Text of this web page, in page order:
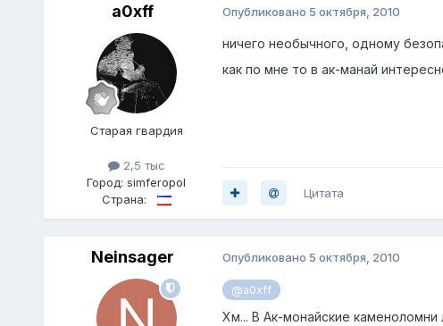
a0xff
Старая гвардия
2,5 тыс
Город:simferopol
Страна:
Опубликовано 5 октября, 2010
ничего необычного, одному
как по мне то в ак-манай
Цитата
Neinsager Опубликовано 5 октября, 2010
@a0xff
Хм... В Ак-монайские